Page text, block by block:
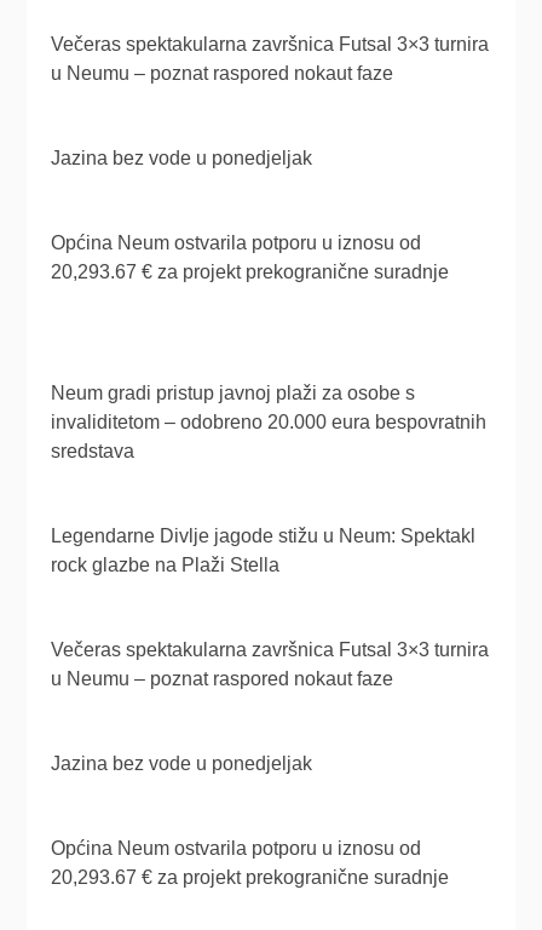
Večeras spektakularna završnica Futsal 3×3 turnira
u Neumu – poznat raspored nokaut faze
Jazina bez vode u ponedjeljak
Općina Neum ostvarila potporu u iznosu od
20,293.67 € za projekt prekogranične suradnje
Neum gradi pristup javnoj plaži za osobe s
invaliditetom – odobreno 20.000 eura bespovratnih
sredstava
Legendarne Divlje jagode stižu u Neum: Spektakl
rock glazbe na Plaži Stella
Večeras spektakularna završnica Futsal 3×3 turnira
u Neumu – poznat raspored nokaut faze
Jazina bez vode u ponedjeljak
Općina Neum ostvarila potporu u iznosu od
20,293.67 € za projekt prekogranične suradnje